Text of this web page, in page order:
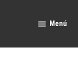
Menú